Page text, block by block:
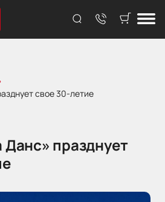
свое 30-летие
Данс» празднует